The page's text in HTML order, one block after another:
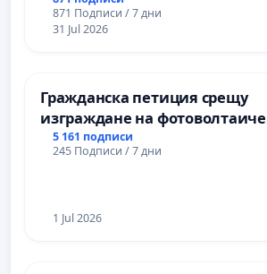
Варна
871 Подписи / 7 дни
31 Jul 2026
Гражданска петиция срещу
изграждане на
парк в с.Прибой, общ. Радомир
5 161 подписи
245 Подписи / 7 дни
1 Jul 2026